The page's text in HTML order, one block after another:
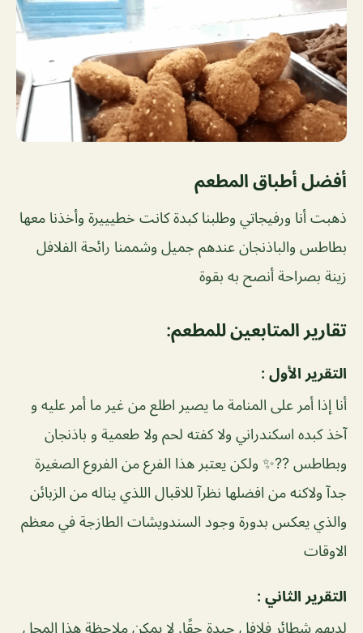
أفضل أطباق المطعم
ذهبت أنا ورفيجاتي وطلبنا كبدة كانت خطيييرة وأخذنا معها
بطاطس والباذنجان عندهم جميل وشممنا رائحة الفلافل
زينة بصراحة أنصح به بقوة
تقارير المتابعين للمطعم:
التقرير الأول :
أنا إذا أمر على المنامة ما يصير اطلع من غير ما أمر عليه و
آخذ كبده اسكندراني ولا كفته لحم ولا طعمية و باذنجان
وبطاطس ??✨ ولكن يعتبر هذا الفرع من الفروع الصغيرة
جدآ ولاكنه من افضلها نظرآ للاقبال اللذي يناله من الزبائن
والذي يعكس بدورة وجود السندويشات الطازجة في معظم
الاوقات
التقرير الثاني :
لديهم شطائر فلافل جيدة حقًا. لا يمكن ملاحظة هذا المحل